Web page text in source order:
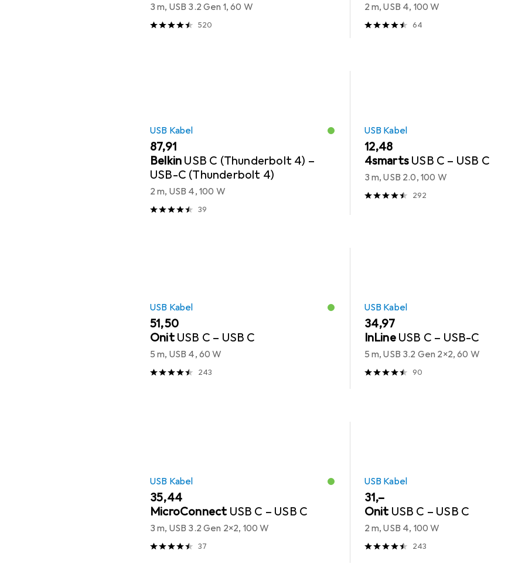
3 m, USB 3.2 Gen 1, 60 W
520
2 m, USB 4, 100 W
64
USB Kabel
EUR
87,91
Belkin USB C (Thunderbolt 4) –
USB-C (Thunderbolt 4)
2 m, USB 4, 100 W
39
USB Kabel
EUR
12,48
4smarts USB C – USB C
3 m, USB 2.0, 100 W
292
USB Kabel
EUR
51,50
Onit USB C – USB C
5 m, USB 4, 60 W
243
USB Kabel
EUR
34,97
InLine USB C – USB-C
5 m, USB 3.2 Gen 2x2, 60 W
90
USB Kabel
EUR
35,44
MicroConnect USB C – USB C
3 m, USB 3.2 Gen 2x2, 100 W
37
USB Kabel
EUR
31,–
Onit USB C – USB C
2 m, USB 4, 100 W
243